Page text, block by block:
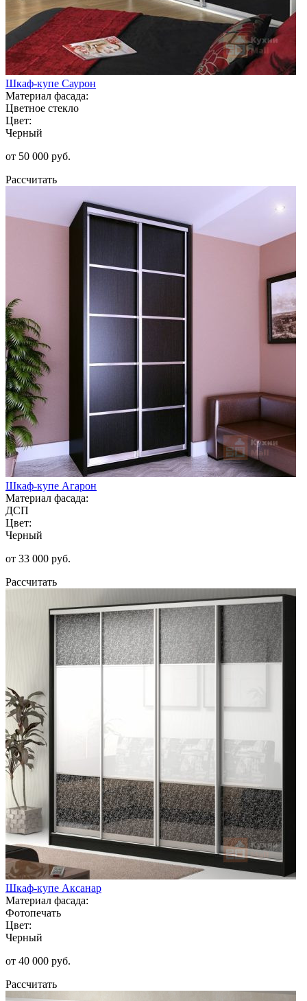
Шкаф-купе Саурон
Материал фасада:
Цветное стекло
Цвет:
Черный
от 50 000 руб.
Рассчитать
Шкаф-купе Агарон
Материал фасада:
ДСП
Цвет:
Черный
от 33 000 руб.
Рассчитать
Шкаф-купе Аксанар
Материал фасада:
Фотопечать
Цвет:
Черный
от 40 000 руб.
Рассчитать